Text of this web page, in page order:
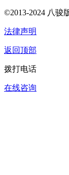
©2013-2024 八骏
法律声明
返回顶部
拨打电话
在线咨询